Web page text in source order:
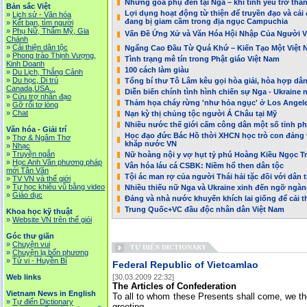
Bản sắc Việt
» Lịch sử - Văn hóa
» Kết bạn, tìm người
» Phụ Nữ, Thẩm Mỹ, Gia
Chánh
» Cải thiện dân tộc
» Phong trào Thịnh Vượng,
Kinh Doanh
» Du Lịch, Thắng Cảnh
» Du học, Di trú
Canada,USA...
» Cứu trợ nhân đạo
» Gỡ rối tơ lòng
» Chat
Văn hóa - Giải trí
» Thơ & Ngâm Thơ
» Nhạc
» Truyện ngắn
» Học Anh Văn phương pháp
mới Tân Văn
» TV VN và thế giới
» Tự học khiêu vũ bằng video
» Giáo dục
Khoa học kỹ thuật
» Website VN trên thế giói
Góc thư giãn
» Chuyện vui
» Chuyện lạ bốn phương
» Tử vi - Huyền Bí
Web links
Vietnam News in English
» Tự điển Dictionary
Những góa phụ đen tại Nga – khi tình yêu trở
Lợi dụng hoạt động từ thiện để truyền đạo và cải
đang bị giam cầm trong địa ngục Campuchia
Vấn Đề Ứng Xử và Văn Hóa Hội Nhập Của Người
Ngẩng Cao Đầu Từ Quá Khứ – Kiến Tạo Một Việt
Tình trạng mê tín trong Phật giáo Việt Nam
100 cách làm giàu
Tổng bí thư Tô Lâm kêu gọi hòa giải, hòa hợp
Diễn biến chính tình hình chiến sự Nga - Ukraine
Thảm họa cháy rừng 'như hỏa ngục' ở Los
Nạn kỳ thị chủng tộc người Á Châu tại Mỹ
Nhiều nước thế giới cấm công dân một số tỉnh
Học đạo đức Bác Hồ thời XHCN học trò con
khăp nước VN
Nữ hoàng nội y vợ hụt tỷ phú Hoàng Kiều Ngọc
Vân hóa láu cá CSBK: Niềm hổ then dân tộc
Tội ác man rợ của người Thái hải tặc đồi với dân
Nhiều thiếu nữ Nga và Ukraine xinh đến ngỡ
Đảng và nhà nước khuyến khích lai giống để cải
Trung Quốc+VC đầu độc nhân dân Việt Nam
TỰ ĐIỂN DICTIONARY
Federal Republic of Vietcamlao
[30.03.2009 22:32]
The Articles of Confederation
To all to whom these Presents shall come, we